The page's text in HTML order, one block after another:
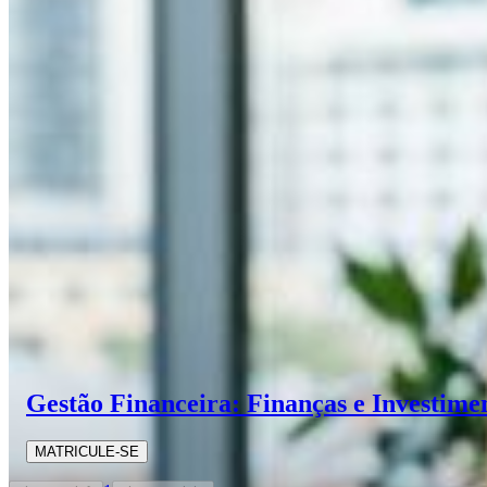
Gestão Financeira: Finanças e
MATRICULE-SE